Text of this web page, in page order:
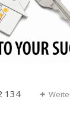
134